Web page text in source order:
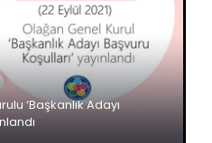
‘Başkanlık Adayı